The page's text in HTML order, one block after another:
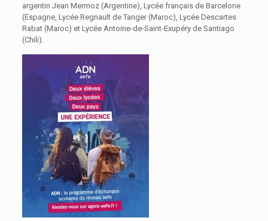
argentin Jean Mermoz (Argentine), Lycée français de Barcelone
(Espagne, Lycée Regnault de Tanger (Maroc), Lycée Descartes
Rabat (Maroc) et Lycée Antoine-de-Saint-Exupéry de Santiago
(Chili).